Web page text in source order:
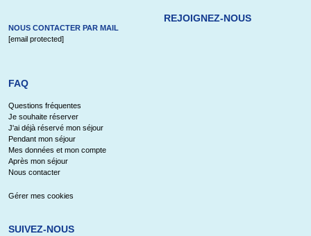
NOUS CONTACTER PAR MAIL
[email protected]
REJOIGNEZ-NOUS
FAQ
Questions fréquentes
Je souhaite réserver
J'ai déjà réservé mon séjour
Pendant mon séjour
Mes données et mon compte
Après mon séjour
Nous contacter
Gérer mes cookies
SUIVEZ-NOUS